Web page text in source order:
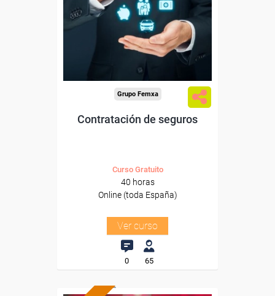
Para desempleados,
trabajadores y autónomos.
Sector
-Finanzas y Seguros.
Grupo Femxa
Contratación de seguros
Curso Gratuito
40 horas
Online (toda España)
Ver curso
0 65